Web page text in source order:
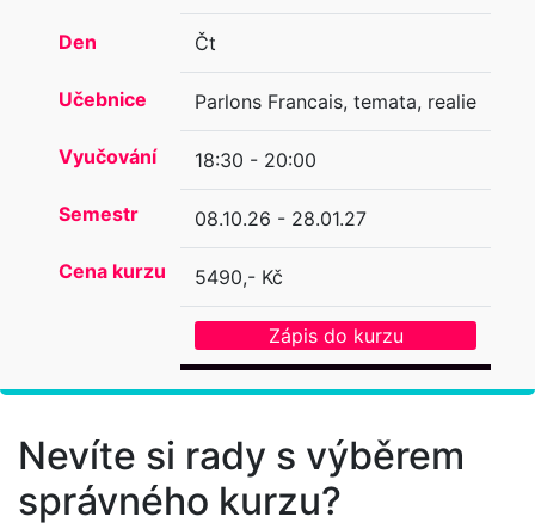
Den
Učebnice
Vyučování
Semestr
Cena kurzu
Čt
Parlons Francais, temata, realie
18:30 - 20:00
08.10.26 - 28.01.27
5490,- Kč
Zápis do kurzu
Nevíte si rady s výběrem
správného kurzu?